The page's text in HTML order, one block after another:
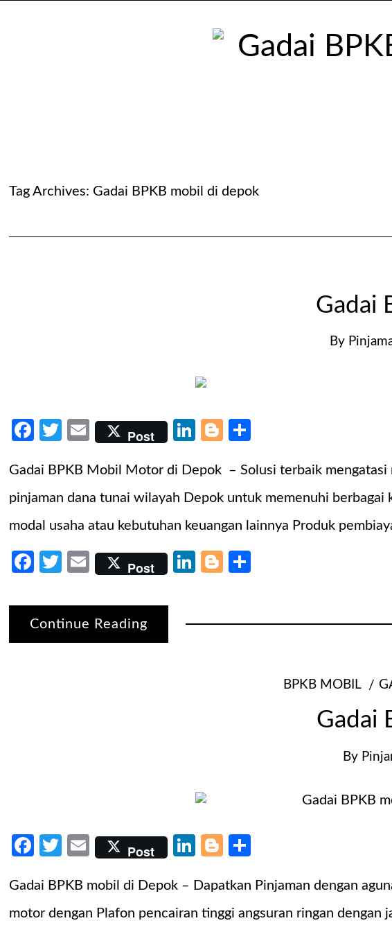
Tag Archives: Gadai BPKB mobil di depok
Gadai
By
Facebook
Twitter
EmailPost LinkedIn
Blogger
Gadai BPKB Mobil Motor di Depok – Solusi terbaik mengatasi
pinjaman dana tunai wilayah Depok untuk memenuhi berbagai
modal usaha atau kebutuhan keuangan lainnya Produk
Facebook
Twitter
EmailPost LinkedIn
Blogger
Continue Reading
BPKB MOBIL
Gadai
By
Facebook
Twitter
EmailPost LinkedIn
Blogger
Gadai BPKB mobil di Depok – Dapatkan Pinjaman dengan
motor dengan Plafon pencairan tinggi angsuran ringan